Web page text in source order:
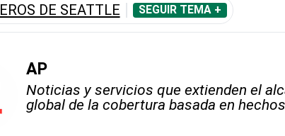
DE SEATTLE SEGUIR TEMA +
AP
Noticias y servicios que extienden el
global de la cobertura basada en hechos